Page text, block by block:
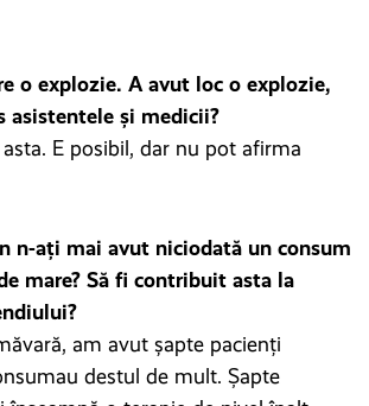
o explozie. A avut loc o explozie,
asistentele și medicii?
E posibil, dar nu pot afirma
n-ați mai avut niciodată un consum
mare? Să fi contribuit asta la
am avut șapte pacienți
destul de mult. Șapte